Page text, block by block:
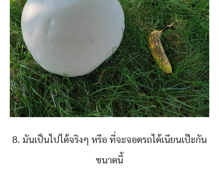
8. มันเป็นไปได้จริงๆ หรือ ที่จะจอดรถได้เนียนเป๊ะกัน
ขนาดนี้